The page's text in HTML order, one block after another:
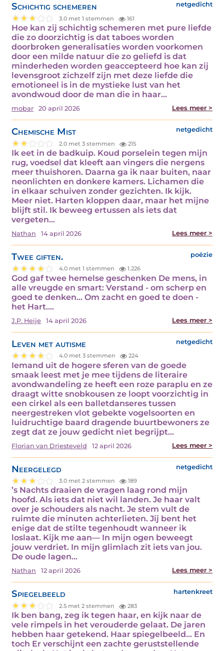
Schichtig schemeren netgedicht
3.0 met 1 stemmen 161
Hoe kan zij schichtig schemeren met pure liefde
die zo doorzichtig is dat taboes worden
doorbroken generalisaties worden voorkomen
door een milde natuur die zo geliefd is dat
minderheden worden geaccepteerd hoe kan zij
levensgroot zichzelf zijn met deze liefde die
emotioneel is in de mystieke lust van het
avondwoud door de man die in haar…
mobar 20 april 2026 Lees meer >
Chemische Mist netgedicht
2.0 met 3 stemmen 215
Ik eet in de badkuip. Koud porselein tegen mijn
rug, voedsel dat kleeft aan vingers die nergens
meer thuishoren. Daarna ga ik naar buiten, naar
neonlichten en donkere kamers. Lichamen die
in elkaar schuiven zonder gezichten. Ik kijk.
Meer niet. Harten kloppen daar, maar het mijne
blijft stil. Ik beweeg ertussen als iets dat
vergeten…
Nathan 14 april 2026 Lees meer >
Twee giften. poëzie
4.0 met 1 stemmen 1.226
God gaf twee hemelse geschenken De mens, in
alle vreugde en smart: Verstand - om scherp en
goed te denken... Om zacht en goed te doen -
het Hart.…
J.P. Heije 14 april 2026 Lees meer >
Leven met autisme netgedicht
4.0 met 3 stemmen 224
Iemand uit de hogere sferen van de goede
smaak leest met je mee tijdens de literaire
avondwandeling ze heeft een roze paraplu en ze
draagt witte snobkousen ze loopt voorzichtig in
een cirkel als een balletdanseres tussen
neergestreken vlot gebekte vogelsoorten en
luidruchtige baard dragende buurtbewoners ze
zegt dat ze jouw gedicht niet begrijpt…
Florian van Driesteveld 12 april 2026 Lees meer >
Neergelegd netgedicht
3.0 met 2 stemmen 189
’s Nachts draaien de vragen laag rond mijn
hoofd. Als iets dat niet wil landen. Je haar valt
over je schouders als nacht. Je stem vult de
ruimte die minuten achterlieten. Jij bent het
enige dat de stilte tegenhoudt wanneer ik
loslaat. Kijk me aan— In mijn ogen beweegt
jouw verdriet. In mijn glimlach zit iets van jou.
De oude lagen…
Nathan 12 april 2026 Lees meer >
Spiegelbeeld hartenkreet
2.5 met 2 stemmen 283
Ik ben bang, zeg ik tegen haar, en kijk naar de
vele rimpels in het verouderde gelaat. De jaren
hebben haar getekend. Haar spiegelbeeld... En
toch Er verschijnt een zachte geruststellende